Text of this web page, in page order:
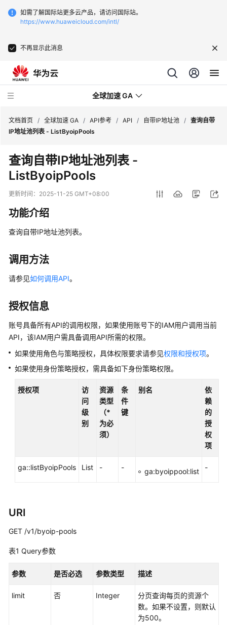
如需了解国际站更多云产品，请访问国际站。
https://www.huaweicloud.com/intl/
不再显示此消息
全球加速 GA
最
新
动
产
品
介
计
费
明
快
速
门
户
践
考
用
文档首页 / 全球加速 GA / API参考 / API / 自带IP地址池 / 查询自带
IP地址池列表 - ListByoipPools
查询自带IP地址池列表 -
ListByoipPools
更新时间： 2025-11-25 GMT+08:00
功能介绍
查询自带IP地址池列表。
调用方法
请参见如何调用API。
授权信息
账号具备所有API的调用权限，如果使用账号下的IAM用户调用当前
API，该IAM用户需具备调用API所需的权限。
如果使用角色与策略授权，具体权限要求请参见权限和授权项。
如果使用身份策略授权，需具备如下身份策略权限。
授权项
访
问
级
别
资源
类型
（*
为必
须）
条
件
键
别名
依
赖
的
授
权
项
ga::listByoipPools List - - ga:byoippool:list -
URI
GET /v1/byoip-pools
表1 Query参数
参数 是否必选 参数类型 描述
limit 否 Integer
分页查询每页的资源个
数。如果不设置，则默认
为500。